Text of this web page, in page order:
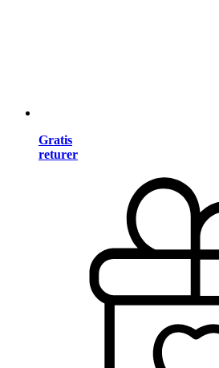
Gratis
returer